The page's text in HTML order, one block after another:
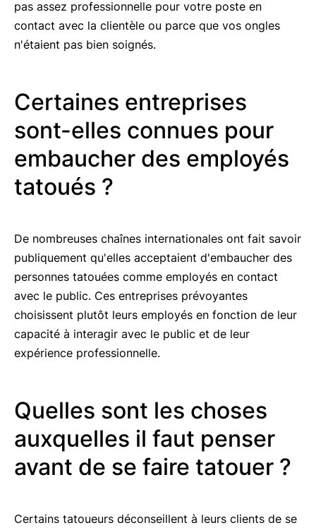
pas assez professionnelle pour votre poste en
contact avec la clientèle ou parce que vos ongles
n'étaient pas bien soignés.
Certaines entreprises
sont-elles connues pour
embaucher des employés
tatoués ?
De nombreuses chaînes internationales ont fait savoir
publiquement qu'elles acceptaient d'embaucher des
personnes tatouées comme employés en contact
avec le public. Ces entreprises prévoyantes
choisissent plutôt leurs employés en fonction de leur
capacité à interagir avec le public et de leur
expérience professionnelle.
Quelles sont les choses
auxquelles il faut penser
avant de se faire tatouer ?
Certains tatoueurs déconseillent à leurs clients de se